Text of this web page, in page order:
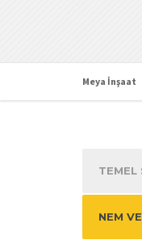
Meya İnşaat
TEMEL
NEM